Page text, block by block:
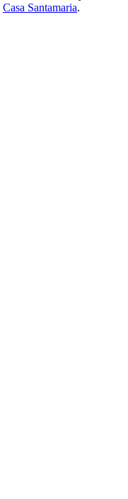
Casa Santamaria.